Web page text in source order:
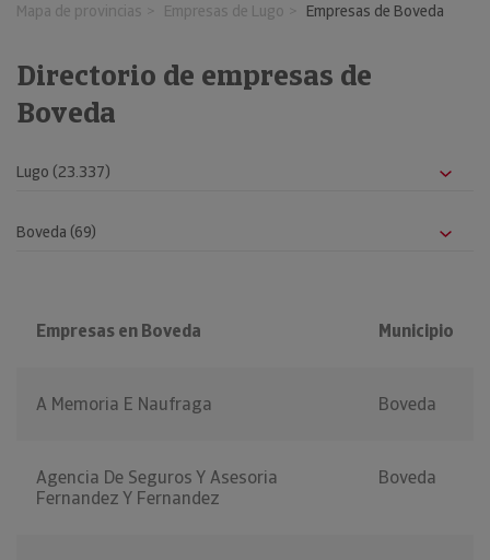
Mapa de provincias Empresas de Lugo Empresas de Boveda
Directorio de empresas de
Boveda
Empresas en Boveda Municipio
A Memoria E Naufraga Boveda
Agencia De Seguros Y Asesoria
Fernandez Y Fernandez
Boveda